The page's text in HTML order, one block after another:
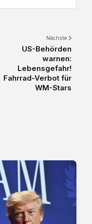
Nächste
US-Behörden
warnen:
Lebensgefahr!
Fahrrad-Verbot für
WM-Stars